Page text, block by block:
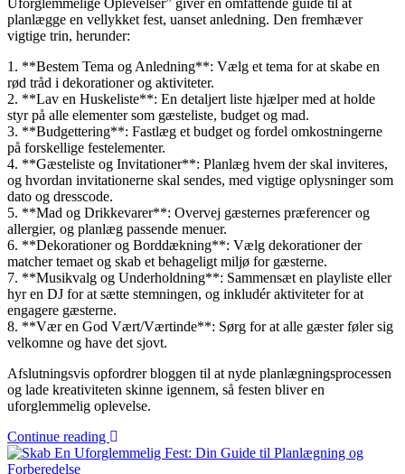
Uforglemmelige Oplevelser” giver en omfattende guide til at
planlægge en vellykket fest, uanset anledning. Den fremhæver
vigtige trin, herunder:
1. **Bestem Tema og Anledning**: Vælg et tema for at skabe en
rød tråd i dekorationer og aktiviteter.
2. **Lav en Huskeliste**: En detaljert liste hjælper med at holde
styr på alle elementer som gæsteliste, budget og mad.
3. **Budgettering**: Fastlæg et budget og fordel omkostningerne
på forskellige festelementer.
4. **Gæsteliste og Invitationer**: Planlæg hvem der skal inviteres,
og hvordan invitationerne skal sendes, med vigtige oplysninger som
dato og dresscode.
5. **Mad og Drikkevarer**: Overvej gæsternes præferencer og
allergier, og planlæg passende menuer.
6. **Dekorationer og Borddækning**: Vælg dekorationer der
matcher temaet og skab et behageligt miljø for gæsterne.
7. **Musikvalg og Underholdning**: Sammensæt en playliste eller
hyr en DJ for at sætte stemningen, og inkludér aktiviteter for at
engagere gæsterne.
8. **Vær en God Vært/Værtinde**: Sørg for at alle gæster føler sig
velkomne og have det sjovt.
Afslutningsvis opfordrer bloggen til at nyde planlægningsprocessen
og lade kreativiteten skinne igennem, så festen bliver en
uforglemmelig oplevelse.
Continue reading